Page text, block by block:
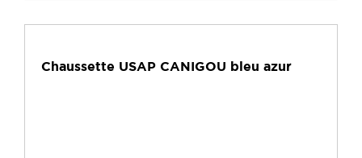
Chaussette USAP CANIGOU bleu azur